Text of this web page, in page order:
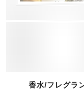
香水/フレグラ